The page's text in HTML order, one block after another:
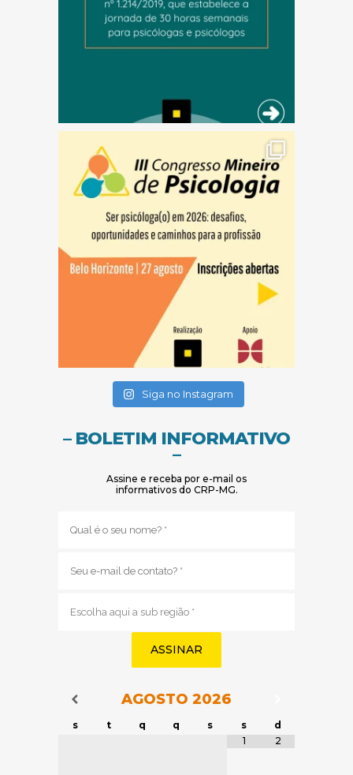
Siga no Instagram
– BOLETIM INFORMATIVO
–
Assine e receba por e-mail os
informativos do CRP-MG.
mail
região
Navegação do Calendário
AGOSTO 2026
s t q q s s
d
1
2